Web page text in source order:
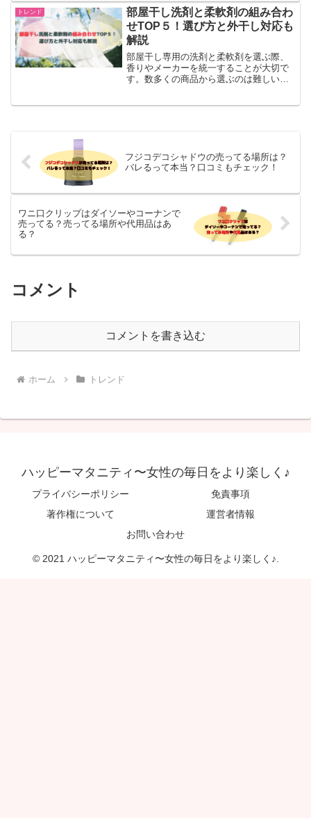
ていきますね。「確実に手に入れた
い！」という方には通販サイ...
トレンド
部屋干し洗剤と柔軟剤の組み合わ
せTOP５！選び方と外干し対応も
解説
部屋干し専用の洗剤と柔軟剤を選ぶ際、
香りやメーカーを統一することが大切で
す。数多くの商品から選ぶのは難しいで
フジコデコシャドウの売ってる場所は？
バレるって本当？口コミもチェック！
ワニ口クリップはダイソーやコーナンで
売ってる？売ってる場所や代用品はあ
る？
コメント
コメントを書き込む
ホーム トレンド
ハッピーマタニティ〜女性の毎日をより楽しく♪
プライバシーポリシー
免責事項
著作権について
運営者情報
お問い合わせ
© 2021 ハッピーマタニティ〜女性の毎日をより楽しく♪.